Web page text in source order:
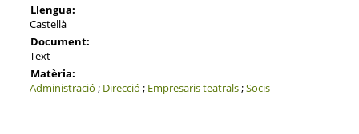
Llengua:
Castellà
Document:
Text
Matèria:
Administració ; Direcció ; Empresaris teatrals;Socis